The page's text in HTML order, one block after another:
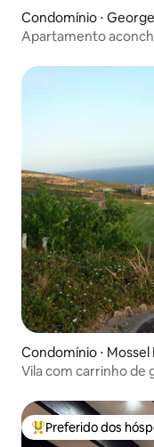
Condomínio ⋅ George
Apartamento
Condomínio ⋅ Mossel
Vila com carrinho de
Entre os melhores
Preferido dos